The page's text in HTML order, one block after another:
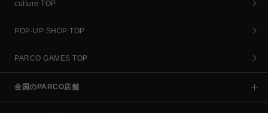
culture TOP
POP-UP SHOP TOP
PARCO GAMES TOP
全国のPARCO店舗